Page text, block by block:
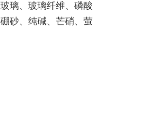
璃、玻璃纤维、磷酸
砂、纯碱、芒硝、萤